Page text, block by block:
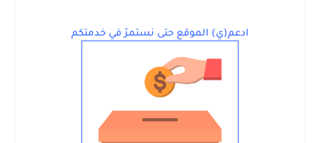
ادعم(ي) الموقع حتى نستمرّ في خدمتكم